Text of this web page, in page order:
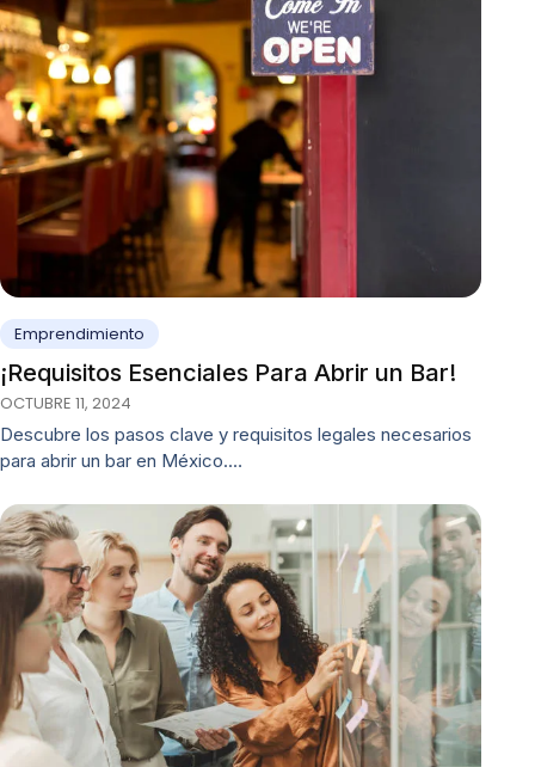
Emprendimiento
¡Requisitos Esenciales Para Abrir un Bar!
OCTUBRE 11, 2024
Descubre los pasos clave y requisitos legales necesarios
para abrir un bar en México.…